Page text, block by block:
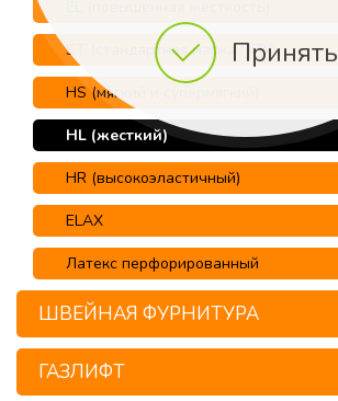
Принять
ST (стандартная марка ППУ)
HS (мягкий и супермягкий)
HL (жесткий)
HR (высокоэластичный)
ELAX
Латекс перфорированный
ШВЕЙНАЯ ФУРНИТУРА
ГАЗЛИФТ